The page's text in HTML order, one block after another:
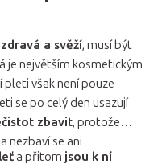
a svěží, musí být
je největším kosmetickým
pleti však není pouze
se po celý den usazují
zbavit, protože
nezbaví se ani
a přitom jsou k ní